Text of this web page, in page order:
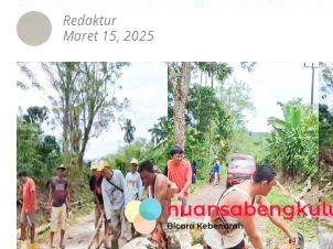
Redaktur
Maret 15, 2025